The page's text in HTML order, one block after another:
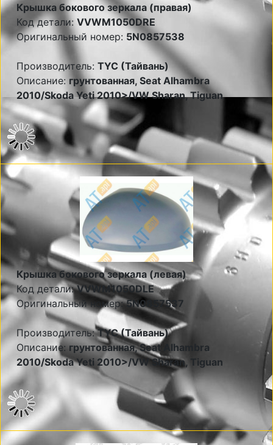
Крышка бокового зеркала (правая)
Код детали: VVWM1050DRE
Оригинальный номер: 5N0857538
Производитель: TYC (Тайвань)
Описание: грунтованная, Seat Alhambra
2010/Skoda Yeti 2010>/VW Sharan, Tiguan
Крышка бокового зеркала (левая)
Код детали:VVWM1050DLE
Оригинальный номер:5N0857537
Производитель:TYC (Тайвань)
Описание:грунтованная, Seat Alhambra
2010/Skoda Yeti 2010>/VW Sharan, Tiguan